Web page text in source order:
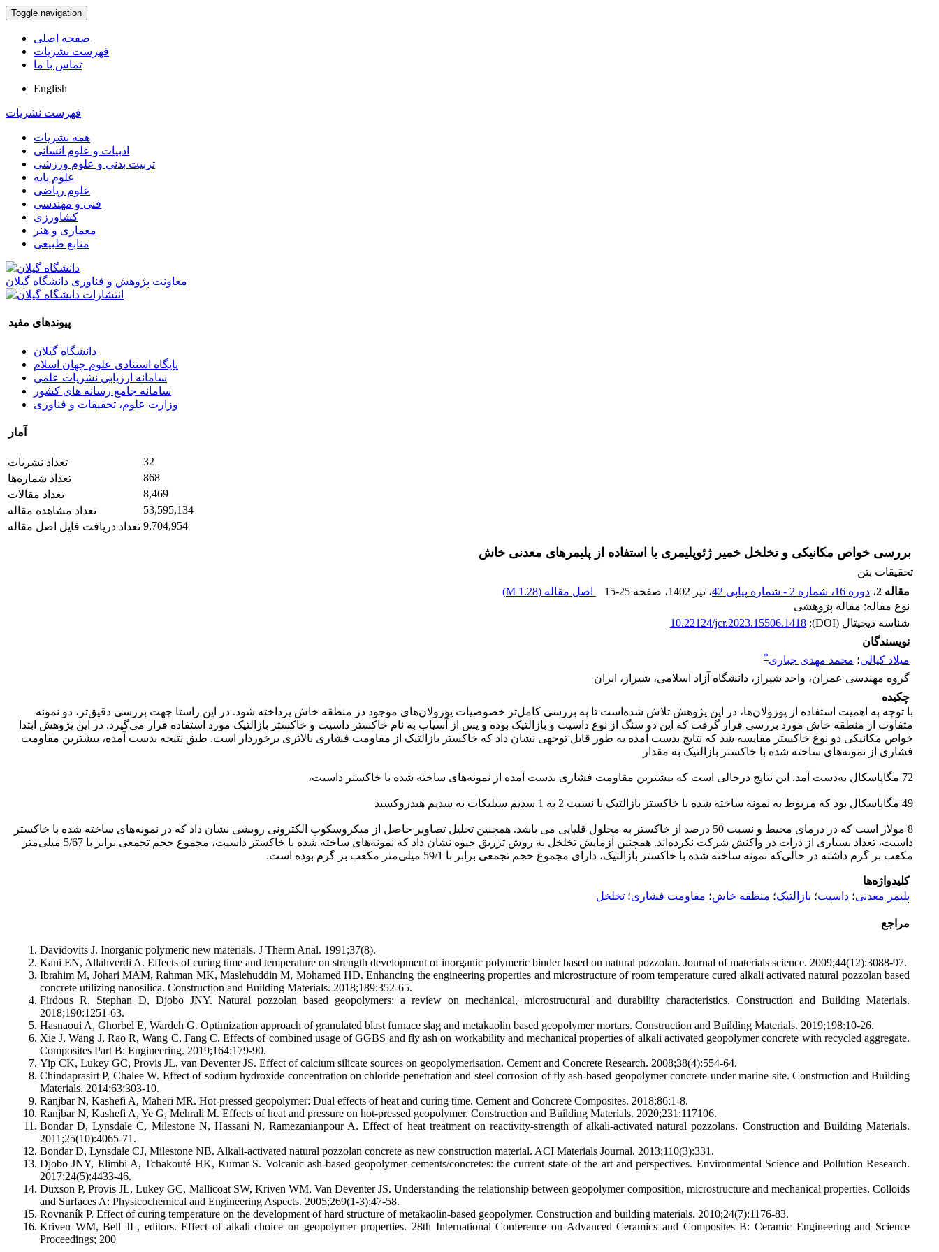
Toggle navigation
صفحه اصلی
فهرست نشریات
تماس با ما
English
فهرست نشریات
همه نشریات
ادبیات و علوم انسانی
تربیت بدنی و علوم ورزشی
علوم پایه
علوم ریاضی
فنی و مهندسی
کشاورزی
معماری و هنر
منابع طبیعی
معاونت پژوهش و فناوری دانشگاه گیلان
پیوندهای مفید
دانشگاه گیلان
پایگاه استنادی علوم جهان اسلام
سامانه ارزیابی نشریات علمی
سامانه جامع رسانه های کشور
وزارت علوم، تحقیقات و فناوری
آمار
تعداد نشریات
32
تعداد شماره‌ها
868
تعداد مقالات
8,469
تعداد مشاهده مقاله
53,595,134
تعداد دریافت فایل اصل مقاله 9,704,954
بررسی خواص مکانیکی و تخلخل خمیر ژئوپلیمری با استفاده از پلیمرهای معدنی خاش
تحقیقات بتن
مقاله 2
، دوره 16، شماره 2 - شماره پیاپی 42 ، تیر 1402 ، صفحه 15-25 اصل مقاله (1.28 M
)
نوع مقاله: مقاله پژوهشی
شناسه دیجیتال (DOI):
10.22124/jcr.2023.15506.1418
نویسندگان
میلاد کیالی؛ محمد مهدی جباری*
گروه مهندسی عمران، واحد شیراز، دانشگاه آزاد اسلامی، شیراز، ایران
چکیده
با توجه به اهمیت استفاده از پوزولان‌ها، در این پژوهش تلاش شده‌است تا به بررسی کامل‌تر خصوصیات پوزولان‌های موجود در منطقه خاش پرداخته شود. در این راستا جهت بررسی دقیق‌تر، دو نمونه
متفاوت از منطقه خاش مورد بررسی قرار گرفت که این دو سنگ از نوع داسیت و بازالتیک بوده و پس از آسیاب به نام خاکستر داسیت و خاکستر بازالتیک مورد استفاده قرار می‌گیرد. در این پژوهش ابتدا
خواص مکانیکی دو نوع خاکستر مقایسه شد که نتایج بدست آمده به طور قابل توجهی نشان داد که خاکستر بازالتیک از مقاومت فشاری بالاتری برخوردار است. طبق نتیجه بدست آمده، بیشترین مقاومت
فشاری از نمونه‌های ساخته شده با خاکستر بازالتیک به مقدار
72 مگاپاسکال به‌دست آمد. این نتایج درحالی است که بیشترین مقاومت فشاری بدست آمده از نمونه‌های ساخته شده با خاکستر داسیت،
49 مگاپاسکال بود که مربوط به نمونه ساخته شده با خاکستر بازالتیک با نسبت 2 به 1 سدیم سیلیکات به سدیم هیدروکسید
8 مولار است که در درمای محیط و نسبت 50 درصد از خاکستر به محلول قلیایی می باشد. همچنین تحلیل تصاویر حاصل از میکروسکوپ الکترونی روبشی نشان داد که در نمونه‌های ساخته شده با خاکستر
داسیت، تعداد بسیاری از ذرات در واکنش شرکت نکرده‌اند. همچنین آزمایش تخلخل به روش تزریق جیوه نشان داد که نمونه‌های ساخته شده با خاکستر داسیت، مجموع حجم تجمعی برابر با 5/67 میلی‌متر
مکعب بر گرم داشته در حالی‌که نمونه ساخته شده با خاکستر بازالتیک، دارای مجموع حجم تجمعی برابر با 59/1 میلی‌متر ‌مکعب بر گرم بوده است.
کلیدواژه‌ها
پلیمر معدنی؛ داسیت؛ بازالتیک؛ منطقه خاش؛ مقاومت فشاری؛ تخلخل
مراجع
Davidovits J. Inorganic polymeric new materials. J Therm Anal. 1991;37(8).
Kani EN, Allahverdi A. Effects of curing time and temperature on strength development of inorganic polymeric binder based on natural pozzolan. Journal of materials science. 2009;44(12):3088-97.
Ibrahim M, Johari MAM, Rahman MK, Maslehuddin M, Mohamed HD. Enhancing the engineering properties and microstructure of room temperature cured alkali activated natural pozzolan based
concrete utilizing nanosilica. Construction and Building Materials. 2018;189:352-65.
Firdous R, Stephan D, Djobo JNY. Natural pozzolan based geopolymers: a review on mechanical, microstructural and durability characteristics. Construction and Building Materials.
2018;190:1251-63.
Hasnaoui A, Ghorbel E, Wardeh G. Optimization approach of granulated blast furnace slag and metakaolin based geopolymer mortars. Construction and Building Materials. 2019;198:10-26.
Xie J, Wang J, Rao R, Wang C, Fang C. Effects of combined usage of GGBS and fly ash on workability and mechanical properties of alkali activated geopolymer concrete with recycled aggregate.
Composites Part B: Engineering. 2019;164:179-90.
Yip CK, Lukey GC, Provis JL, van Deventer JS. Effect of calcium silicate sources on geopolymerisation. Cement and Concrete Research. 2008;38(4):554-64.
Chindaprasirt P, Chalee W. Effect of sodium hydroxide concentration on chloride penetration and steel corrosion of fly ash-based geopolymer concrete under marine site. Construction and Building
Materials. 2014;63:303-10.
Ranjbar N, Kashefi A, Maheri MR. Hot-pressed geopolymer: Dual effects of heat and curing time. Cement and Concrete Composites. 2018;86:1-8.
Ranjbar N, Kashefi A, Ye G, Mehrali M. Effects of heat and pressure on hot-pressed geopolymer. Construction and Building Materials. 2020;231:117106.
Bondar D, Lynsdale C, Milestone N, Hassani N, Ramezanianpour A. Effect of heat treatment on reactivity-strength of alkali-activated natural pozzolans. Construction and Building Materials.
2011;25(10):4065-71.
Bondar D, Lynsdale CJ, Milestone NB. Alkali-activated natural pozzolan concrete as new construction material. ACI Materials Journal. 2013;110(3):331.
Djobo JNY, Elimbi A, Tchakouté HK, Kumar S. Volcanic ash-based geopolymer cements/concretes: the current state of the art and perspectives. Environmental Science and Pollution Research.
2017;24(5):4433-46.
Duxson P, Provis JL, Lukey GC, Mallicoat SW, Kriven WM, Van Deventer JS. Understanding the relationship between geopolymer composition, microstructure and mechanical properties. Colloids
and Surfaces A: Physicochemical and Engineering Aspects. 2005;269(1-3):47-58.
Rovnaník P. Effect of curing temperature on the development of hard structure of metakaolin-based geopolymer. Construction and building materials. 2010;24(7):1176-83.
Kriven WM, Bell JL, editors. Effect of alkali choice on geopolymer properties. 28th International Conference on Advanced Ceramics and Composites B: Ceramic Engineering and Science
Proceedings; 200